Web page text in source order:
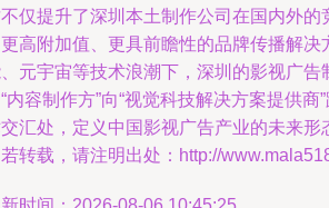
仅提升了深圳本土制作公司在国内外的
高附加值、更具前瞻性的品牌传播解决
元宇宙等技术浪潮下，深圳的影视广告
内容制作方”向“视觉科技解决方案提供
汇处，定义中国影视广告产业的未来形
转载，请注明出处：http://